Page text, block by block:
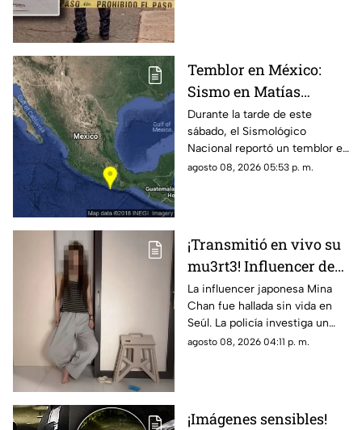
Temblor en México:
Sismo en Matías
Romero, Oaxaca, hoy 8
de agosto de 2026
Durante la tarde de este
sábado, el Sismológico
Nacional reportó un temblor en
México hoy, con epicentro en
agosto 08, 2026 05:53 p. m.
¡Transmitió en vivo su
mu3rt3! Influencer de
k-pop Mina Chan
estaba en su
departamento de Seúl
La influencer japonesa Mina
Chan fue hallada sin vida en
Seúl. La policía investiga un
posible suicidio tras una alerta
agosto 08, 2026 04:11 p. m.
¡Imágenes sensibles!